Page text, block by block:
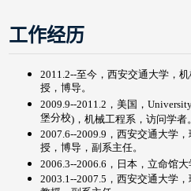
工作经历